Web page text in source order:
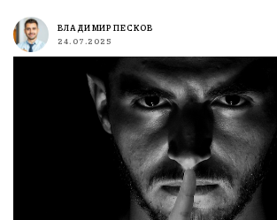
ВЛАДИМИР ПЕСКОВ
24.07.2025